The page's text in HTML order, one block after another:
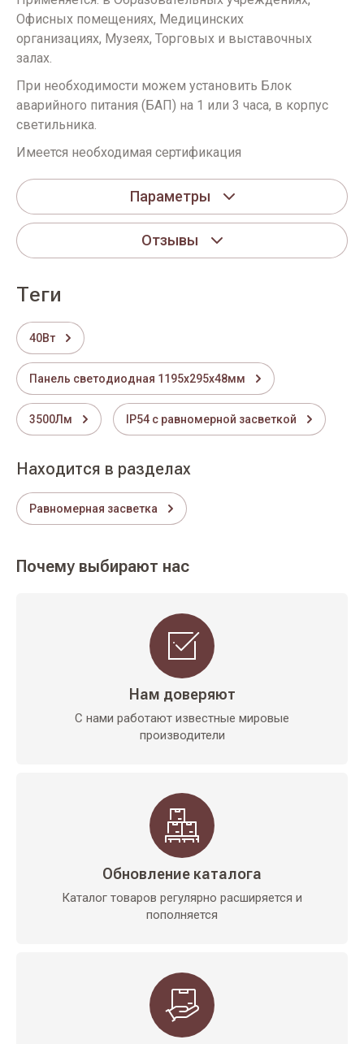
Офисных помещениях, Медицинских
организациях, Музеях, Торговых и выставочных
залах.
При необходимости можем установить Блок
аварийного питания (БАП) на 1 или 3 часа, в корпус
светильника.
Имеется необходимая сертификация
Параметры
Отзывы
теги
40Вт
Панель светодиодная 1195х295х48мм
3500Лм IP54 с равномерной засветкой
Находится в разделах
Равномерная засветка
Почему выбирают нас
Нам доверяют
С нами работают известные мировые
производители
Обновление каталога
Каталог товаров регулярно расширяется и
пополняется